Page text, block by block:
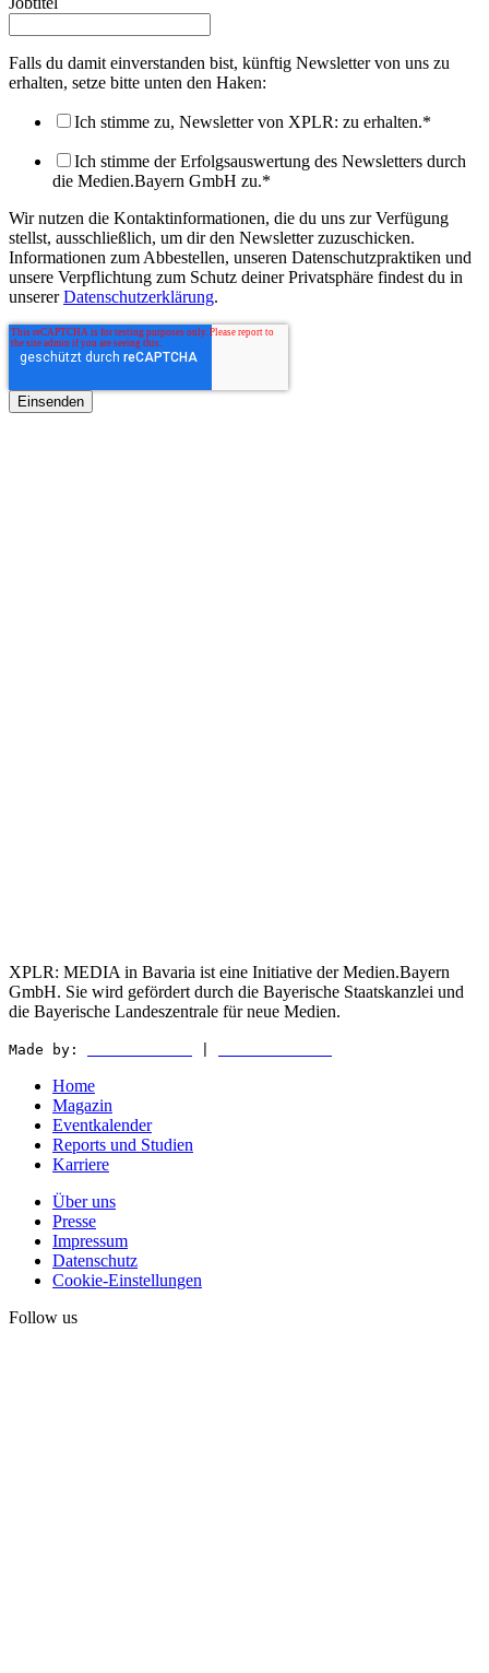
Falls du damit einverstanden bist, künftig Newsletter von uns zu
erhalten, setze bitte unten den Haken:
Ich stimme zu, Newsletter von XPLR: zu erhalten.*
Ich stimme der Erfolgsauswertung des Newsletters durch
die Medien.Bayern GmbH zu.*
Wir nutzen die Kontaktinformationen, die du uns zur Verfügung
stellst, ausschließlich, um dir den Newsletter zuzuschicken.
Informationen zum Abbestellen, unseren Datenschutzpraktiken und
unsere Verpflichtung zum Schutz deiner Privatsphäre findest du in
unsererDatenschutzerklärung.
XPLR: MEDIA in Bavaria ist eine Initiative der Medien.Bayern
GmbH. Sie wird gefördert durch die Bayerische Staatskanzlei und
die Bayerische Landeszentrale für neue Medien.
Made by:
Home
Magazin
Eventkalender
Reports und Studien
Karriere
Über uns
Presse
Impressum
Datenschutz
Cookie-Einstellungen
Follow us